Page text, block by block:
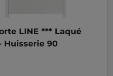
LINE *** Laqué
Huisserie 90